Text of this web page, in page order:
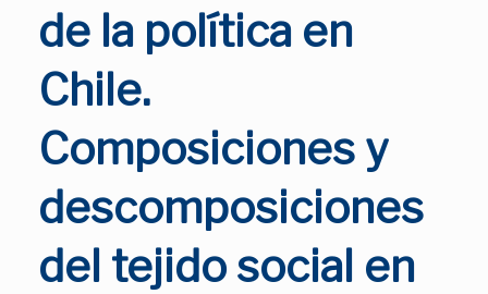
de la política en
Chile.
Composiciones y
descomposiciones
del tejido social en